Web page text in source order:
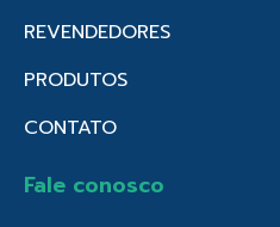
REVENDEDORES
PRODUTOS
CONTATO
Fale conosco